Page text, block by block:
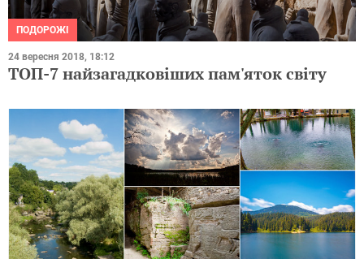
ПОДОРОЖІ
24 вересня 2018, 18:12
ТОП-7 найзагадковіших пам'яток світу